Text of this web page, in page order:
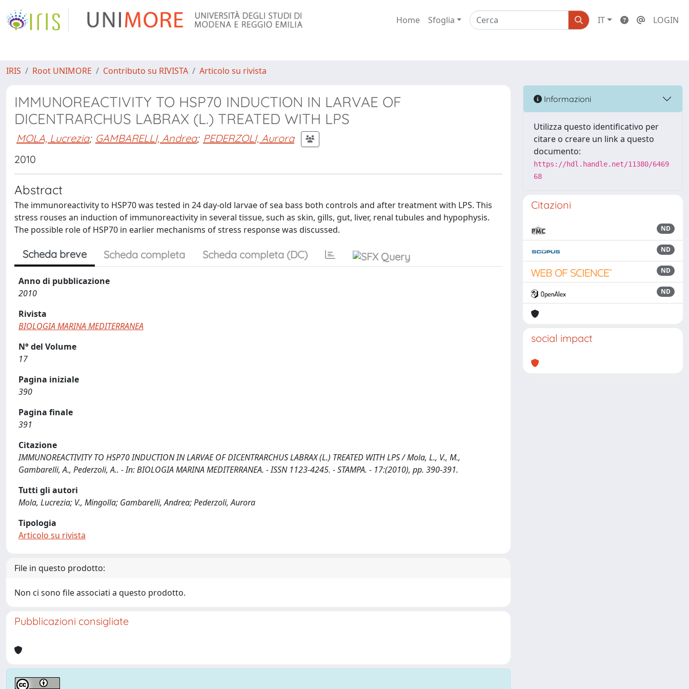
Home Sfoglia IT LOGIN
IRIS Root UNIMORE Contributo su RIVISTA Articolo su rivista
IMMUNOREACTIVITY TO HSP70 INDUCTION IN LARVAE OF
DICENTRARCHUS LABRAX (L.) TREATED WITH LPS
MOLA, Lucrezia; GAMBARELLI, Andrea; PEDERZOLI, Aurora
2010
Abstract
The immunoreactivity to HSP70 was tested in 24 day-old larvae of sea bass both controls and after treatment with LPS. This
stress rouses an induction of immunoreactivity in several tissue, such as skin, gills, gut, liver, renal tubules and hypophysis.
The possible role of HSP70 in earlier mechanisms of stress response was discussed.
Scheda breve Scheda completa Scheda completa (DC)
Anno di pubblicazione
2010
Rivista
BIOLOGIA MARINA MEDITERRANEA
N° del Volume
17
Pagina iniziale
390
Pagina finale
391
Citazione
IMMUNOREACTIVITY TO HSP70 INDUCTION IN LARVAE OF DICENTRARCHUS LABRAX (L.) TREATED WITH LPS / Mola, L., V., M.,
Gambarelli, A., Pederzoli, A.. - In: BIOLOGIA MARINA MEDITERRANEA. - ISSN 1123-4245. - STAMPA. - 17:(2010), pp. 390-391.
Tutti gli autori
Mola, Lucrezia; V., Mingolla; Gambarelli, Andrea; Pederzoli, Aurora
Tipologia
Articolo su rivista
File in questo prodotto:
Non ci sono file associati a questo prodotto.
Pubblicazioni consigliate
Informazioni
Utilizza questo identificativo per
citare o creare un link a questo
documento:
https://hdl.handle.net/11380/6469
68
Citazioni
ND
ND
ND
ND
social impact